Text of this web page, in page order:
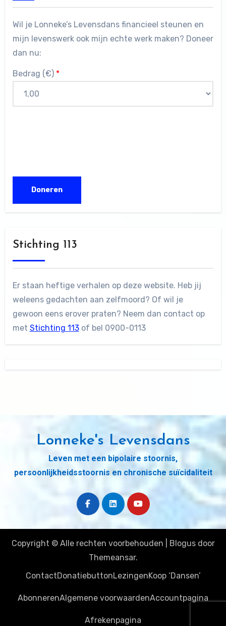
Wil je Lonneke’s Levensdans financieel steunen en
mijn levenswerk ook mijn echte werk maken? Doneer
dan nu:
Bedrag (€) *
Stichting 113
Er staan heftige verhalen op deze website. Heb jij
weleens gedachten aan zelfmoord? Of wil je
gewoon eens erover praten? Neem dan contact op
met Stichting 113of bel 0900-0113
Lonneke's Levensdans
Leven met een bipolaire stoornis,
persoonlijkheidsstoornis en chronische suïcidaliteit
Copyright © Alle rechten voorbehouden Blogusdoor
Themeansar.
ContactDonatiebuttonLezingenKoop ‘Dansen’
AbonnerenAlgemene voorwaardenAccountpagina
Afrekenpagina